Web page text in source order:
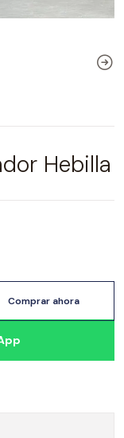
Hebilla
Comprar ahora